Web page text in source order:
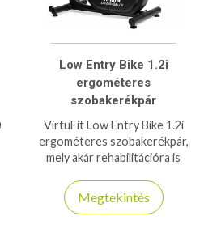
Low Entry Bike 1.2i
ergométeres
szobakerékpár
VirtuFit Low Entry Bike 1.2i
ergométeres szobakerékpár,
mely akár rehabilitációra is
teherbírással, és Fitshow
applikáció kompatibilitással
Megtekintés